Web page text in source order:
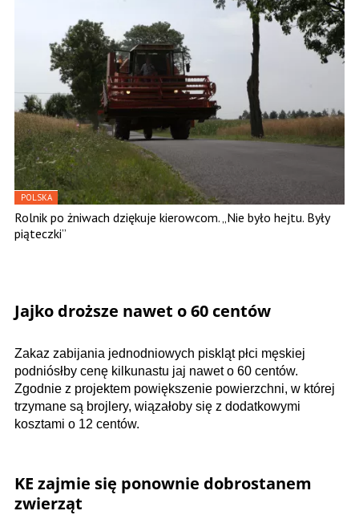
POLSKA
Rolnik po żniwach dziękuje kierowcom. „Nie było hejtu. Były
piąteczki”
Jajko droższe nawet o 60 centów
Zakaz zabijania jednodniowych piskląt płci męskiej
podniósłby cenę kilkunastu jaj nawet o 60 centów.
Zgodnie z projektem powiększenie powierzchni, w której
trzymane są brojlery, wiązałoby się z dodatkowymi
kosztami o 12 centów.
KE zajmie się ponownie dobrostanem
zwierząt